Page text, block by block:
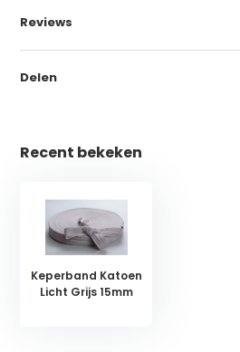
Reviews
Delen
Recent bekeken
Keperband Katoen
Licht Grijs 15mm